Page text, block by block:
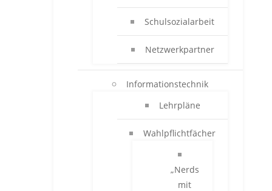
Schulsozialarbeit
Netzwerkpartner
Informationstechnik
Lehrpläne
Wahlpflichtfächer
„Nerds
mit